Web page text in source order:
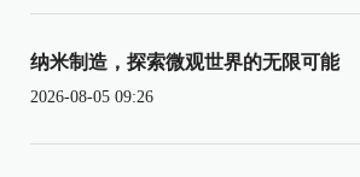
纳米制造，探索微观世界的无限可能
2026-08-05 09:26